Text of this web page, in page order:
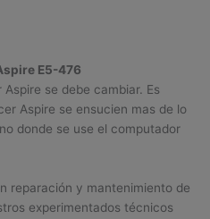
E5-476
se debe cambiar. Es
Aspire se ensucien mas de lo
donde se use el computador
reparación y mantenimiento de
experimentados técnicos